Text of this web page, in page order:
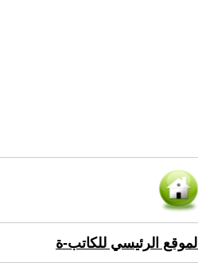
الموقع الرئيسي للكاتب-ة